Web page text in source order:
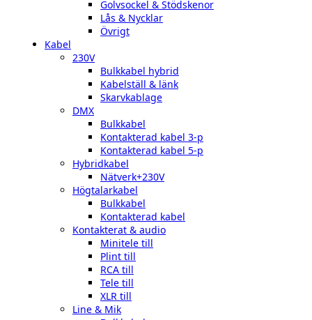
Golvsockel & Stödskenor
Lås & Nycklar
Övrigt
Kabel
230V
Bulkkabel hybrid
Kabelställ & länk
Skarvkablage
DMX
Bulkkabel
Kontakterad kabel 3-p
Kontakterad kabel 5-p
Hybridkabel
Nätverk+230V
Högtalarkabel
Bulkkabel
Kontakterad kabel
Kontakterat & audio
Minitele till
Plint till
RCA till
Tele till
XLR till
Line & Mik